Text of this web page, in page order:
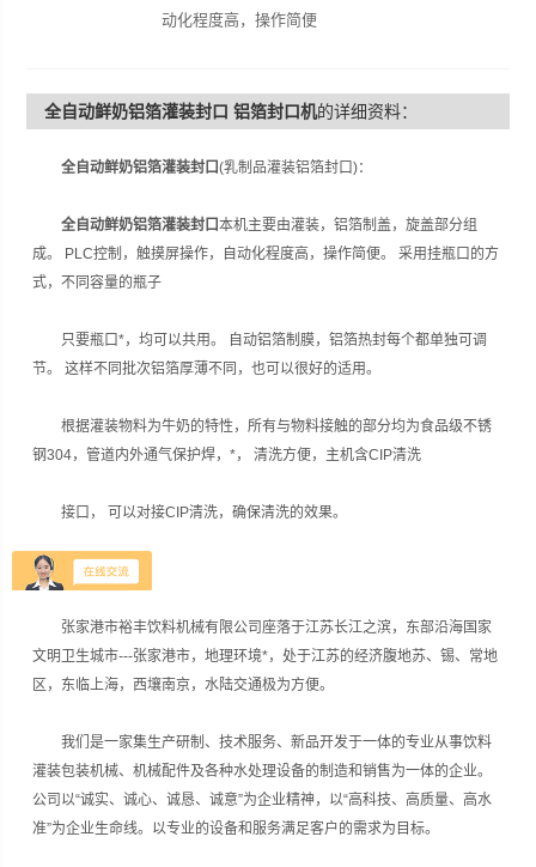
动化程度高，操作简便
全自动鲜奶铝箔灌装封口 铝箔封口机的详细资料：
全自动鲜奶铝箔灌装封口(乳制品灌装铝箔封口)：
全自动鲜奶铝箔灌装封口本机主要由灌装，铝箔制盖，旋盖部分组
成。 PLC控制，触摸屏操作，自动化程度高，操作简便。 采用挂瓶口的方
式，不同容量的瓶子
只要瓶口*，均可以共用。 自动铝箔制膜，铝箔热封每个都单独可调
节。 这样不同批次铝箔厚薄不同，也可以很好的适用。
根据灌装物料为牛奶的特性，所有与物料接触的部分均为食品级不锈
钢304，管道内外通气保护焊，*， 清洗方便，主机含CIP清洗
接口， 可以对接CIP清洗，确保清洗的效果。
公司简介：
张家港市裕丰饮料机械有限公司座落于江苏长江之滨，东部沿海国家
文明卫生城市---张家港市，地理环境*，处于江苏的经济腹地苏、锡、常地
区，东临上海，西壤南京，水陆交通极为方便。
我们是一家集生产研制、技术服务、新品开发于一体的专业从事饮料
灌装包装机械、机械配件及各种水处理设备的制造和销售为一体的企业。
公司以“诚实、诚心、诚恳、诚意”为企业精神，以“高科技、高质量、高水
准”为企业生命线。以专业的设备和服务满足客户的需求为目标。